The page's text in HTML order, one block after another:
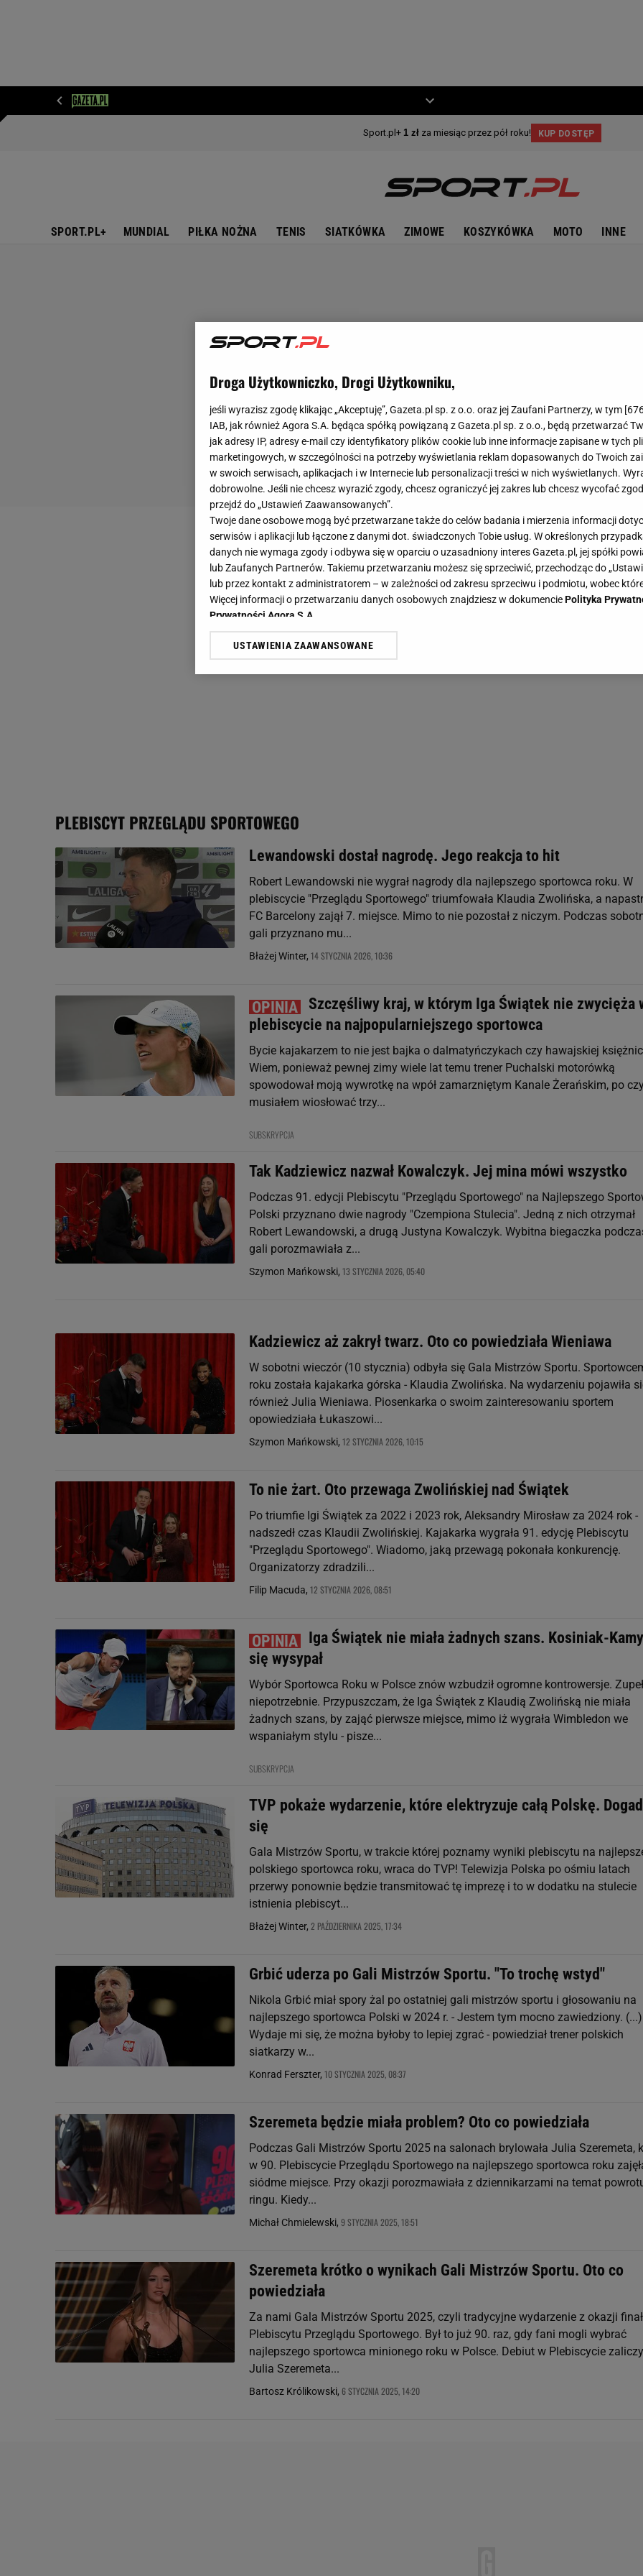
SPORT.PL+ MUNDIAL PIŁKA NOŻNA TENIS SIATKÓWKA ZIMOWE KOSZYKÓWKA MOTO INNE
PLEBISCYT PRZEGLĄDU SPORTOWEGO
Lewandowski dostał nagrodę. Jego reakcja to hit
Robert Lewandowski nie wygrał nagrody dla najlepszego sportowca roku. W
plebiscycie "Przeglądu Sportowego" triumfowała Klaudia Zwolińska, a
FC Barcelony zajął 7. miejsce. Mimo to nie pozostał z niczym. Podczas
gali przyznano mu...
Błażej Winter, 14 STYCZNIA 2026, 10:36
Szczęśliwy kraj, w którym Iga Świątek nie zwycięża
plebiscycie na najpopularniejszego sportowca
Bycie kajakarzem to nie jest bajka o dalmatyńczykach czy hawajskiej
Wiem, ponieważ pewnej zimy wiele lat temu trener Puchalski motorówką
spowodował moją wywrotkę na wpół zamarzniętym Kanale Żerańskim, po
musiałem wiosłować trzy...
SUBSKRYPCJA
Tak Kadziewicz nazwał Kowalczyk. Jej mina mówi wszystko
Podczas 91. edycji Plebiscytu "Przeglądu Sportowego" na Najlepszego
Polski przyznano dwie nagrody "Czempiona Stulecia". Jedną z nich otrzymał
Robert Lewandowski, a drugą Justyna Kowalczyk. Wybitna biegaczka
gali porozmawiała z...
Szymon Mańkowski, 13 STYCZNIA 2026, 05:40
Kadziewicz aż zakrył twarz. Oto co powiedziała Wieniawa
W sobotni wieczór (10 stycznia) odbyła się Gala Mistrzów Sportu.
roku została kajakarka górska - Klaudia Zwolińska. Na wydarzeniu pojawiła
również Julia Wieniawa. Piosenkarka o swoim zainteresowaniu sportem
opowiedziała Łukaszowi...
Szymon Mańkowski, 12 STYCZNIA 2026, 10:15
To nie żart. Oto przewaga Zwolińskiej nad Świątek
Po triumfie Igi Świątek za 2022 i 2023 rok, Aleksandry Mirosław za 2024 rok -
nadszedł czas Klaudii Zwolińskiej. Kajakarka wygrała 91. edycję Plebiscytu
"Przeglądu Sportowego". Wiadomo, jaką przewagą pokonała konkurencję.
Organizatorzy zdradzili...
Filip Macuda, 12 STYCZNIA 2026, 08:51
Iga Świątek nie miała żadnych szans. Kosiniak-
się wysypał
Wybór Sportowca Roku w Polsce znów wzbudził ogromne kontrowersje.
niepotrzebnie. Przypuszczam, że Iga Świątek z Klaudią Zwolińską nie miała
żadnych szans, by zająć pierwsze miejsce, mimo iż wygrała Wimbledon we
wspaniałym stylu - pisze...
SUBSKRYPCJA
TVP pokaże wydarzenie, które elektryzuje całą Polskę.
się
Gala Mistrzów Sportu, w trakcie której poznamy wyniki plebiscytu na
polskiego sportowca roku, wraca do TVP! Telewizja Polska po ośmiu latach
przerwy ponownie będzie transmitować tę imprezę i to w dodatku na stulecie
istnienia plebiscyt...
Błażej Winter, 2 PAŹDZIERNIKA 2025, 17:34
Grbić uderza po Gali Mistrzów Sportu. "To trochę wstyd"
Nikola Grbić miał spory żal po ostatniej gali mistrzów sportu i głosowaniu na
najlepszego sportowca Polski w 2024 r. - Jestem tym mocno zawiedziony. (...)
Wydaje mi się, że można byłoby to lepiej zgrać - powiedział trener polskich
siatkarzy w...
Konrad Ferszter, 10 STYCZNIA 2025, 08:37
Szeremeta będzie miała problem? Oto co powiedziała
Podczas Gali Mistrzów Sportu 2025 na salonach brylowała Julia Szeremeta,
w 90. Plebiscycie Przeglądu Sportowego na najlepszego sportowca roku
siódme miejsce. Przy okazji porozmawiała z dziennikarzami na temat
ringu. Kiedy...
Michał Chmielewski, 9 STYCZNIA 2025, 18:51
Szeremeta krótko o wynikach Gali Mistrzów Sportu. Oto co
powiedziała
Za nami Gala Mistrzów Sportu 2025, czyli tradycyjne wydarzenie z okazji
Plebiscytu Przeglądu Sportowego. Był to już 90. raz, gdy fani mogli wybrać
najlepszego sportowca minionego roku w Polsce. Debiut w Plebiscycie
Julia Szeremeta...
Bartosz Królikowski, 6 STYCZNIA 2025, 14:20
Droga Użytkowniczko, Drogi Użytkowniku,
jeśli wyrazisz zgodę klikając „Akceptuję”, Gazeta.pl sp. z o.o. oraz jej Zaufani Partnerzy, w tym [
IAB, jak również Agora S.A. będąca spółką powiązaną z Gazeta.pl sp. z o.o., będą przetwarzać
jak adresy IP, adresy e-mail czy identyfikatory plików cookie lub inne informacje zapisane w tych
marketingowych, w szczególności na potrzeby wyświetlania reklam dopasowanych do Twoich
w swoich serwisach, aplikacjach i w Internecie lub personalizacji treści w nich wyświetlanych.
dobrowolne. Jeśli nie chcesz wyrazić zgody, chcesz ograniczyć jej zakres lub chcesz wycofać
przejdź do „Ustawień Zaawansowanych”.
Twoje dane osobowe mogą być przetwarzane także do celów badania i mierzenia informacji
serwisów i aplikacji lub łączone z danymi dot. świadczonych Tobie usług. W określonych
danych nie wymaga zgody i odbywa się w oparciu o uzasadniony interes Gazeta.pl, jej spółki
lub Zaufanych Partnerów. Takiemu przetwarzaniu możesz się sprzeciwić, przechodząc do
lub przez kontakt z administratorem – w zależności od zakresu sprzeciwu i podmiotu, wobec
Więcej informacji o przetwarzaniu danych osobowych znajdziesz w dokumenciePolityka
Prywatności Agora S.A.
Klikając „Akceptuję” wyrażasz też zgodę na zainstalowanie i przechowywanie plików cookie
Zaufanych Partnerów i Agora S.A. na Twoim urządzeniu końcowym. Możesz w każdej chwili
USTAWIENIA ZAAWANSOWANE